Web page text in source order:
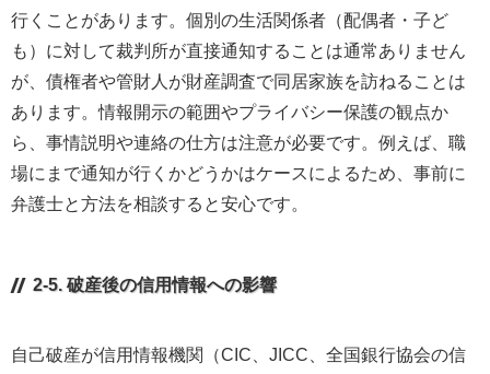
行くことがあります。個別の生活関係者（配偶者・子ど
も）に対して裁判所が直接通知することは通常ありません
が、債権者や管財人が財産調査で同居家族を訪ねることは
あります。情報開示の範囲やプライバシー保護の観点か
ら、事情説明や連絡の仕方は注意が必要です。例えば、職
場にまで通知が行くかどうかはケースによるため、事前に
弁護士と方法を相談すると安心です。
2-5. 破産後の信用情報への影響
自己破産が信用情報機関（CIC、JICC、全国銀行協会の信